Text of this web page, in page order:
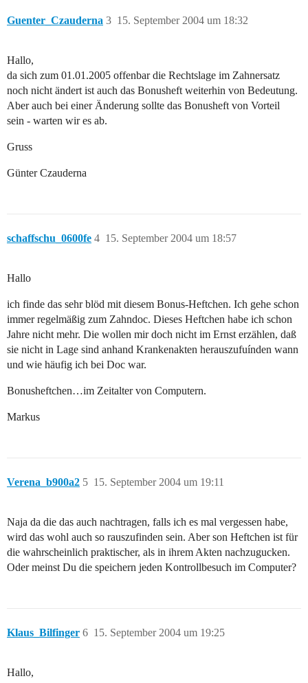
Guenter_Czauderna 15. September 2004 um 18:32
3
Hallo,
da sich zum 01.01.2005 offenbar die Rechtslage im Zahnersatz
noch nicht ändert ist auch das Bonusheft weiterhin von Bedeutung.
Aber auch bei einer Änderung sollte das Bonusheft von Vorteil
sein - warten wir es ab.
Gruss
Günter Czauderna
schaffschu_0600fe 15. September 2004 um 18:57
4
Hallo
ich finde das sehr blöd mit diesem Bonus-Heftchen. Ich gehe schon
immer regelmäßig zum Zahndoc. Dieses Heftchen habe ich schon
Jahre nicht mehr. Die wollen mir doch nicht im Ernst erzählen, daß
sie nicht in Lage sind anhand Krankenakten herauszufuínden wann
und wie häufig ich bei Doc war.
Bonusheftchen…im Zeitalter von Computern.
Markus
Verena_b900a2 15. September 2004 um 19:11
5
Naja da die das auch nachtragen, falls ich es mal vergessen habe,
wird das wohl auch so rauszufinden sein. Aber son Heftchen ist für
die wahrscheinlich praktischer, als in ihrem Akten nachzugucken.
Oder meinst Du die speichern jeden Kontrollbesuch im Computer?
Klaus_Bilfinger 15. September 2004 um 19:25
6
Hallo,